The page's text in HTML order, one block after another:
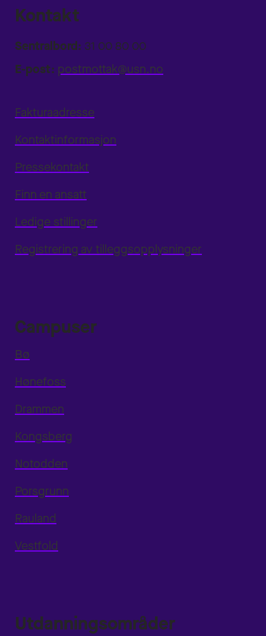
Kontakt
Sentralbord: 31 00 80 00
E-post: postmottak@usn.no
Fakturaadresse
Kontaktinformasjon
Pressekontakt
Finn en ansatt
Ledige stillinger
Registrering av tilleggsopplysninger
Campuser
Bø
Hønefoss
Drammen
Kongsberg
Notodden
Porsgrunn
Rauland
Vestfold
Utdanningsområder